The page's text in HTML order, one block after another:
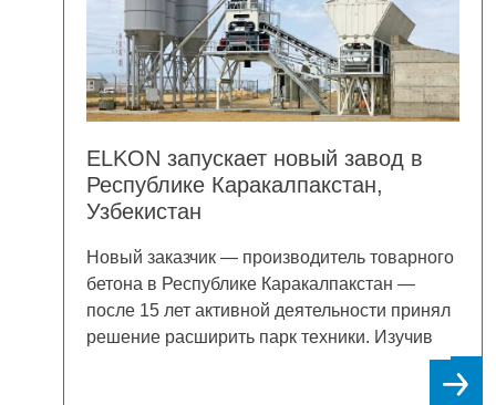
ELKON запускает новый завод в
Республике Каракалпакстан,
Узбекистан
Новый заказчик — производитель товарного
бетона в Республике Каракалпакстан —
после 15 лет активной деятельности принял
решение расширить парк техники. Изучив
компания обратилась к ELKON, надежному